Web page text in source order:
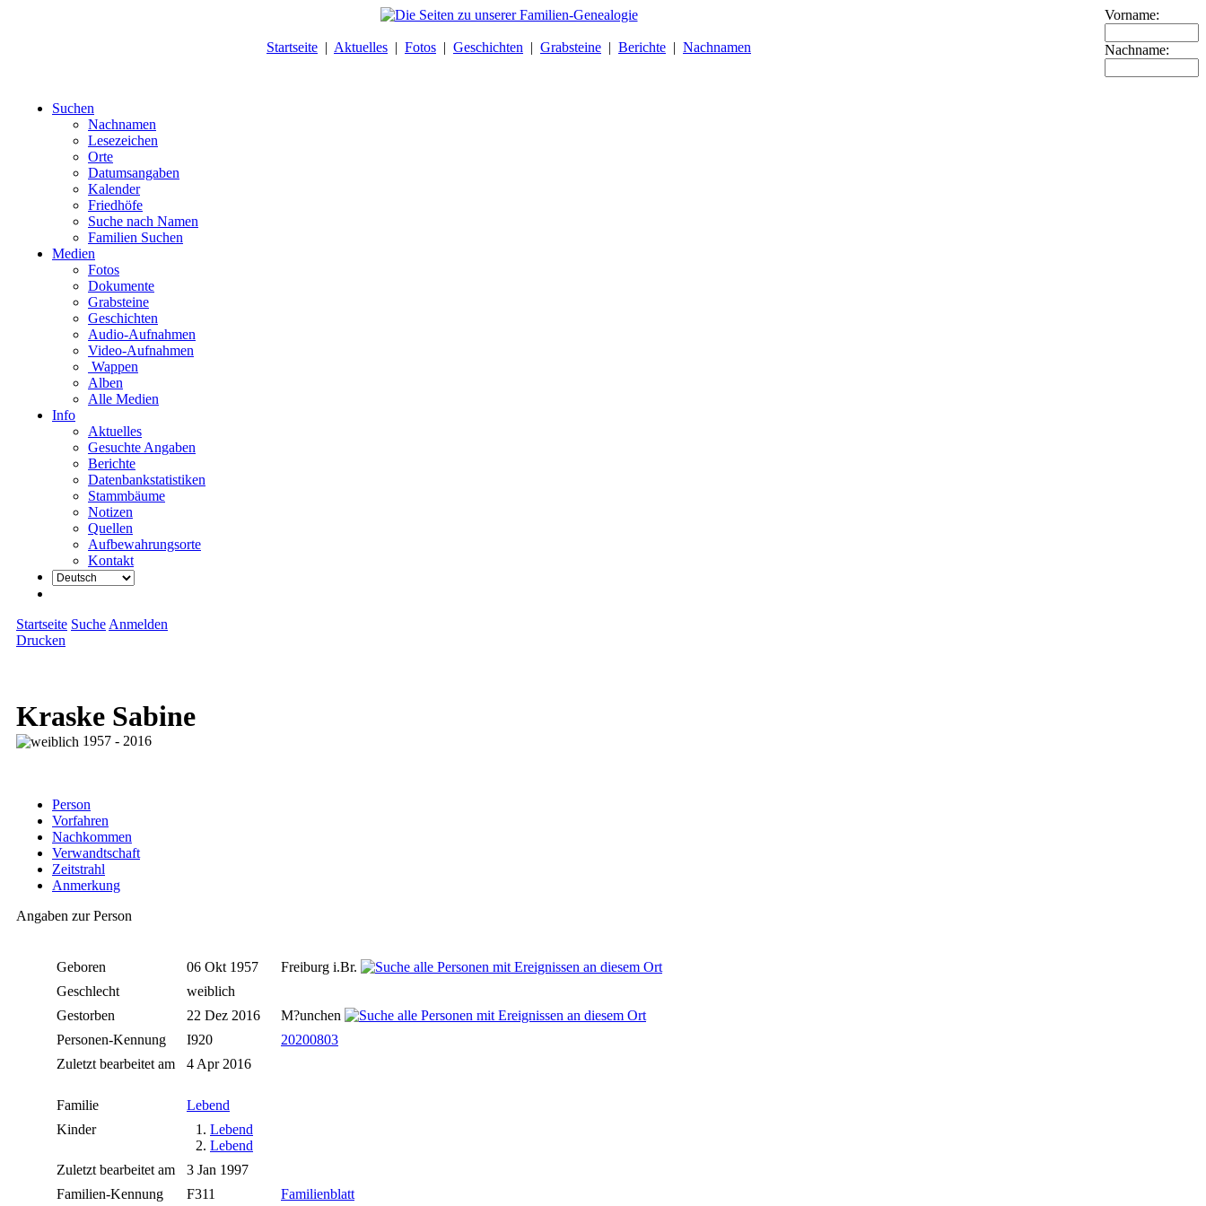
Startseite | Aktuelles | Fotos | Geschichten | Grabsteine | Berichte | Nachnamen
Vorname:
Nachname:
Suchen
Nachnamen
Lesezeichen
Orte
Datumsangaben
Kalender
Friedhöfe
Suche nach Namen
Familien Suchen
Medien
Fotos
Dokumente
Grabsteine
Geschichten
Audio-Aufnahmen
Video-Aufnahmen
Wappen
Alben
Alle Medien
Info
Aktuelles
Gesuchte Angaben
Berichte
Datenbankstatistiken
Stammbäume
Notizen
Quellen
Aufbewahrungsorte
Kontakt
Startseite Suche Anmelden
Drucken
Kraske Sabine
1957 - 2016
Person
Vorfahren
Nachkommen
Verwandtschaft
Zeitstrahl
Anmerkung
Angaben zur Person
Geboren 06 Okt 1957
Freiburg i.Br.
Geschlecht
weiblich
Gestorben
22 Dez 2016
M?unchen
Personen-Kennung
I920
20200803
Zuletzt bearbeitet am
4 Apr 2016
Familie
Lebend
Kinder
1. Lebend
2. Lebend
Zuletzt bearbeitet am
3 Jan 1997
Familien-Kennung
F311 Familienblatt